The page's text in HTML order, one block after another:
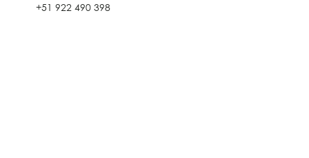
+51 922 490 398